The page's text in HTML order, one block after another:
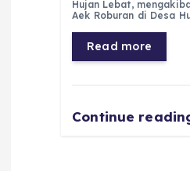
b
o
o
A
p
p
r
m
Hujan Lebat,
Aek Roburan di Desa
Read more
Continue